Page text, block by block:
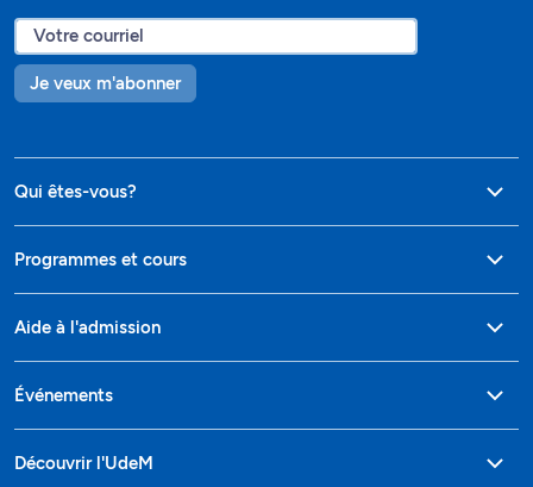
Je veux m'abonner
Qui êtes-vous?
Programmes et cours
Aide à l'admission
Événements
Découvrir l'UdeM